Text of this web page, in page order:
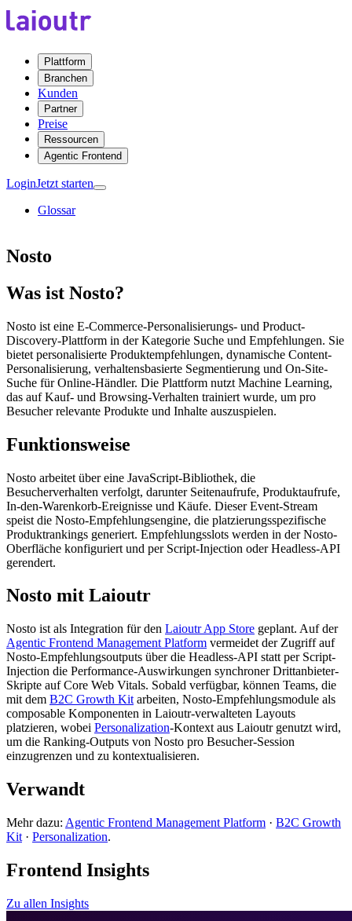
Plattform
Branchen
Kunden
Partner
Preise
Ressourcen
Agentic Frontend
LoginJetzt starten
Glossar
Nosto
Was ist Nosto?
Nosto ist eine E-Commerce-Personalisierungs- und Product-
Discovery-Plattform in der Kategorie Suche und Empfehlungen. Sie
bietet personalisierte Produktempfehlungen, dynamische Content-
Personalisierung, verhaltensbasierte Segmentierung und On-Site-
Suche für Online-Händler. Die Plattform nutzt Machine Learning,
das auf Kauf- und Browsing-Verhalten trainiert wurde, um pro
Besucher relevante Produkte und Inhalte auszuspielen.
Funktionsweise
Nosto arbeitet über eine JavaScript-Bibliothek, die
Besucherverhalten verfolgt, darunter Seitenaufrufe, Produktaufrufe,
In-den-Warenkorb-Ereignisse und Käufe. Dieser Event-Stream
speist die Nosto-Empfehlungsengine, die platzierungsspezifische
Produktrankings generiert. Empfehlungsslots werden in der Nosto-
Oberfläche konfiguriert und per Script-Injection oder Headless-API
gerendert.
Nosto mit Laioutr
Nosto ist als Integration für den Laioutr App Store geplant. Auf der
Agentic Frontend Management Platform vermeidet der Zugriff auf
Nosto-Empfehlungsoutputs über die Headless-API statt per Script-
Injection die Performance-Auswirkungen synchroner Drittanbieter-
Skripte auf Core Web Vitals. Sobald verfügbar, können Teams, die
mit dem B2C Growth Kit arbeiten, Nosto-Empfehlungsmodule als
composable Komponenten in Laioutr-verwalteten Layouts
platzieren, wobei Personalization-Kontext aus Laioutr genutzt wird,
um die Ranking-Outputs von Nosto pro Besucher-Session
einzugrenzen und zu kontextualisieren.
Verwandt
Mehr dazu: Agentic Frontend Management Platform · B2C Growth
Kit · Personalization.
Frontend Insights
Zu allen Insights